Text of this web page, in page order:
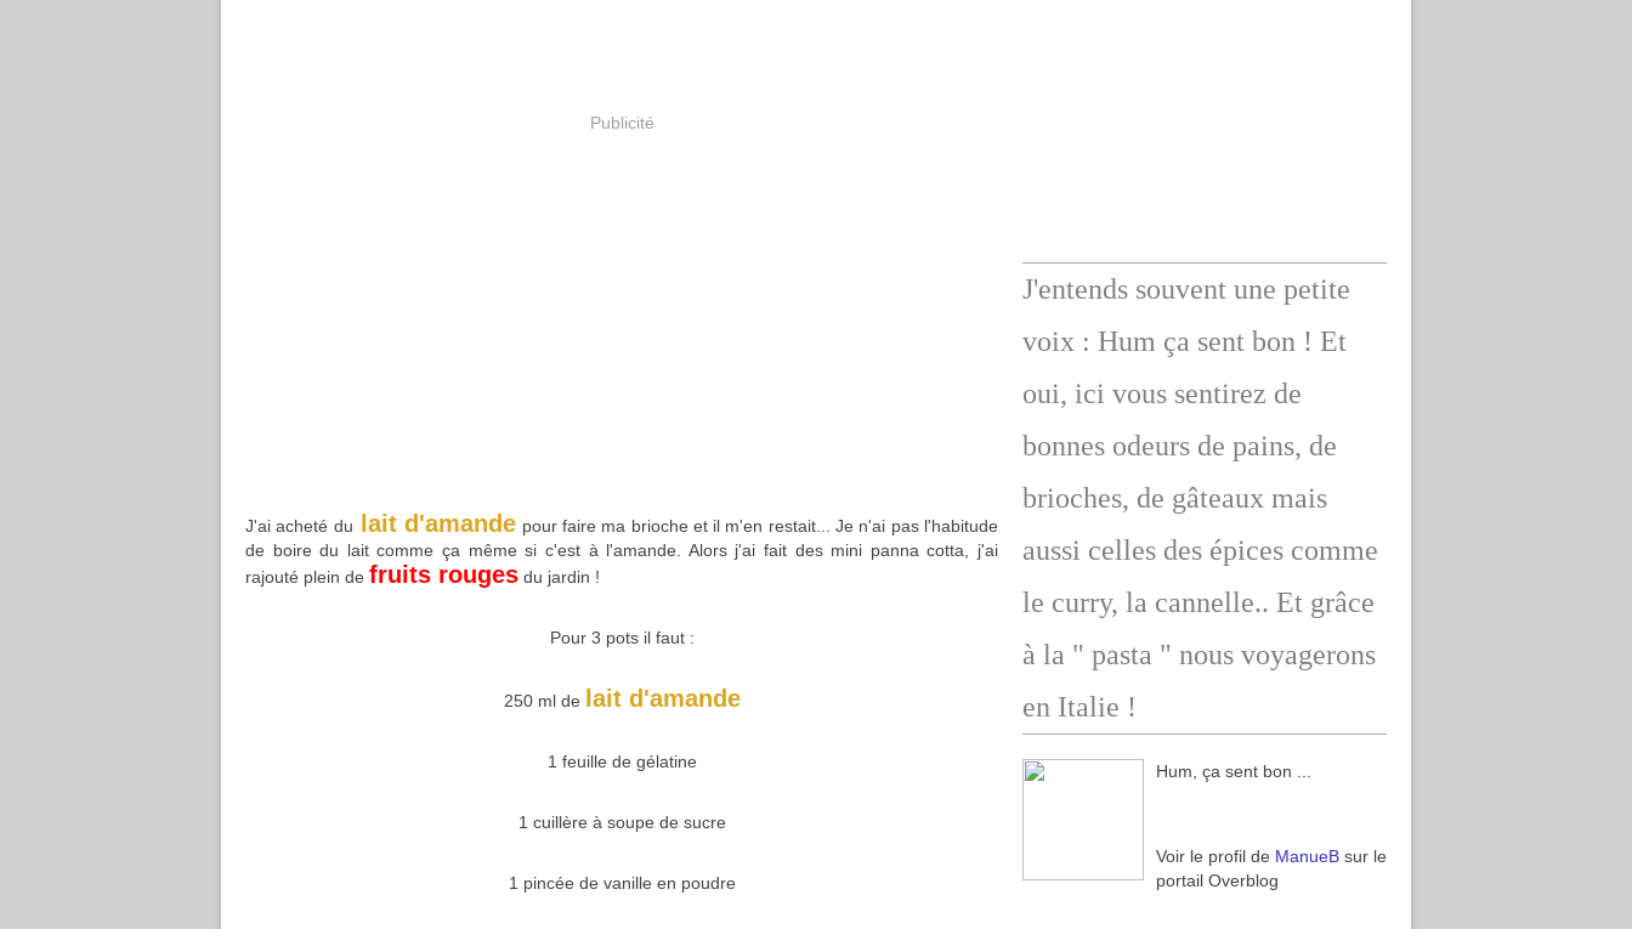
Publicité
J'ai acheté du lait d'amande pour faire ma brioche et il m'en restait... Je n'ai pas l'habitude
de boire du lait comme ça même si c'est à l'amande. Alors j'ai fait des mini panna cotta, j'ai
rajouté plein de fruits rouges du jardin !
Pour 3 pots il faut :
250 ml de lait d'amande
1 feuille de gélatine
1 cuillère à soupe de sucre
1 pincée de vanille en poudre
J'entends souvent une petite
voix : Hum ça sent bon ! Et
oui, ici vous sentirez de
bonnes odeurs de pains, de
brioches, de gâteaux mais
aussi celles des épices comme
le curry, la cannelle.. Et grâce
à la " pasta " nous voyagerons
en Italie !
Hum, ça sent bon ...
Voir le profil de ManueB sur le
portail Overblog